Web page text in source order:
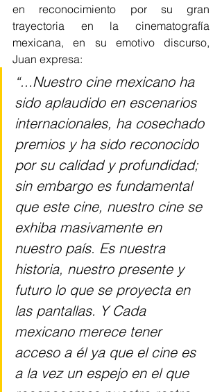
en reconocimiento por su gran
trayectoria en la cinematografía
mexicana, en su emotivo discurso,
Juan expresa:
“...Nuestro cine mexicano ha
sido aplaudido en escenarios
internacionales, ha cosechado
premios y ha sido reconocido
por su calidad y profundidad;
sin embargo es fundamental
que este cine, nuestro cine se
exhiba masivamente en
nuestro país. Es nuestra
historia, nuestro presente y
futuro lo que se proyecta en
las pantallas. Y Cada
mexicano merece tener
acceso a él ya que el cine es
a la vez un espejo en el que